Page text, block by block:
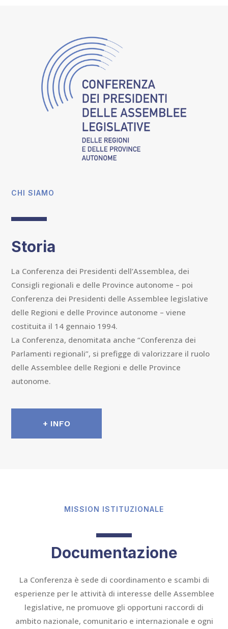
CHI SIAMO
Storia
La Conferenza dei Presidenti dell’Assemblea, dei
Consigli regionali e delle Province autonome – poi
Conferenza dei Presidenti delle Assemblee legislative
delle Regioni e delle Province autonome – viene
costituita il 14 gennaio 1994.
La Conferenza, denomitata anche “Conferenza dei
Parlamenti regionali”, si prefigge di valorizzare il ruolo
delle Assemblee delle Regioni e delle Province
autonome.
+ INFO
MISSION ISTITUZIONALE
Documentazione
La Conferenza è sede di coordinamento e scambi di
esperienze per le attività di interesse delle Assemblee
legislative, ne promuove gli opportuni raccordi di
ambito nazionale, comunitario e internazionale e ogni